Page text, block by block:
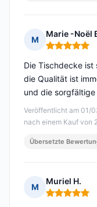
M
Marie -Noël
Hinweis: 5
Veröffentlicht am 01/
nach einem Kauf von
Die Tischdecke ist
die Qualität ist
und die
Übersetzte
M
Muriel H.
Hinweis: 5